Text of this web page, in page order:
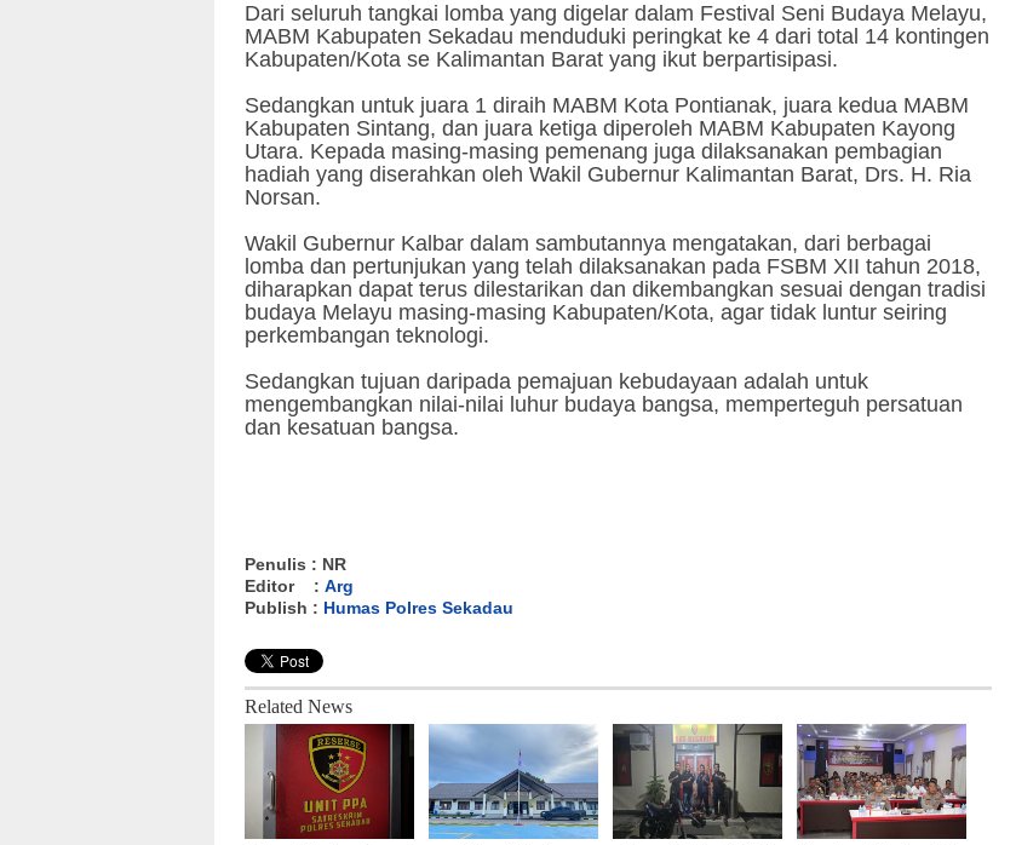
Dari seluruh tangkai lomba yang digelar dalam Festival Seni Budaya Melayu,
MABM Kabupaten Sekadau menduduki peringkat ke 4 dari total 14 kontingen
Kabupaten/Kota se Kalimantan Barat yang ikut berpartisipasi.
Sedangkan untuk juara 1 diraih MABM Kota Pontianak, juara kedua MABM
Kabupaten Sintang, dan juara ketiga diperoleh MABM Kabupaten Kayong
Utara. Kepada masing-masing pemenang juga dilaksanakan pembagian
hadiah yang diserahkan oleh Wakil Gubernur Kalimantan Barat, Drs. H. Ria
Norsan.
Wakil Gubernur Kalbar dalam sambutannya mengatakan, dari berbagai
lomba dan pertunjukan yang telah dilaksanakan pada FSBM XII tahun 2018,
diharapkan dapat terus dilestarikan dan dikembangkan sesuai dengan tradisi
budaya Melayu masing-masing Kabupaten/Kota, agar tidak luntur seiring
perkembangan teknologi.
Sedangkan tujuan daripada pemajuan kebudayaan adalah untuk
mengembangkan nilai-nilai luhur budaya bangsa, memperteguh persatuan
dan kesatuan bangsa.
Penulis : NR
Editor : Arg
Publish : Humas Polres Sekadau
Related News